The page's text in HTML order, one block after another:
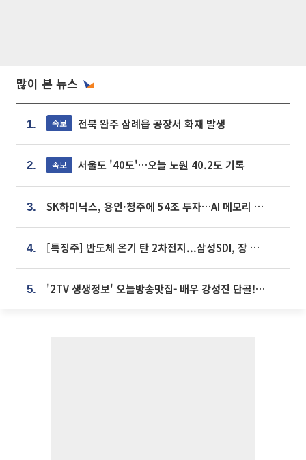
많이 본 뉴스
1. 속보 전북 완주 삼례읍 공장서 화재 발생
2. 속보 서울도 '40도'…오늘 노원 40.2도 기록
3. SK하이닉스, 용인·청주에 54조 투자…AI 메모리 생산기지 키운다
4. [특징주] 반도체 온기 탄 2차전지...삼성SDI, 장 초반 7% 넘게 껑충
5. '2TV 생생정보' 오늘방송맛집- 배우 강성진 단골! 쌀국수ㆍ푸팟퐁 커리 맛집 '블○○○'